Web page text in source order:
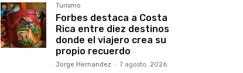
Turismo
Forbes destaca a Costa
Rica entre diez destinos
donde el viajero crea su
propio recuerdo
Jorge Hernandez - 7 agosto, 2026